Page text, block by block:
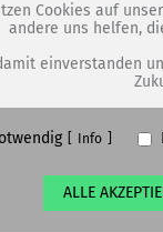
PHP Session
Eigentümer
Absicherung
PHPSESSID,
undefined
Cookies auf
andere uns helfen,
einverstanden
Info
ALLE